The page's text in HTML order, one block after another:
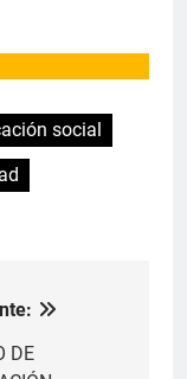
social
DE